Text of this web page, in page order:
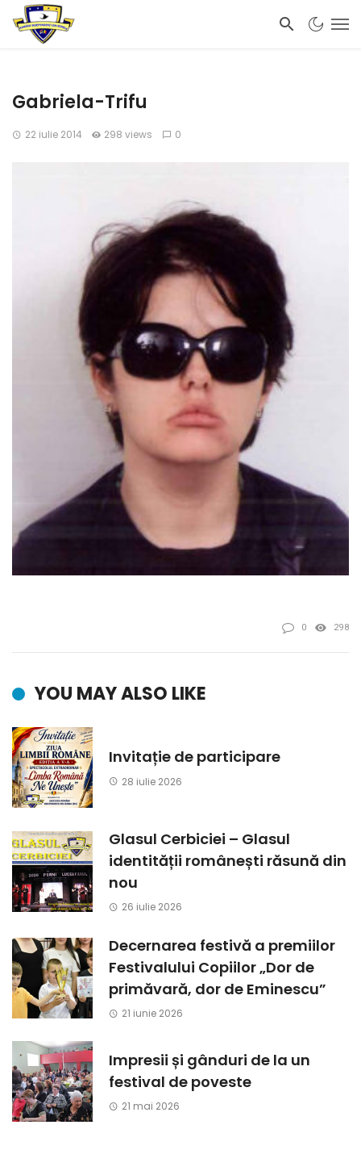
Gabriela-Trifu
22 iulie 2014 298 views 0
0 298
YOU MAY ALSO LIKE
Invitație de participare
28 iulie 2026
Glasul Cerbiciei – Glasul
identității românești răsună din
nou
26 iulie 2026
Decernarea festivă a premiilor
Festivalului Copiilor „Dor de
primăvară, dor de Eminescu”
21 iunie 2026
Impresii și gânduri de la un
festival de poveste
21 mai 2026